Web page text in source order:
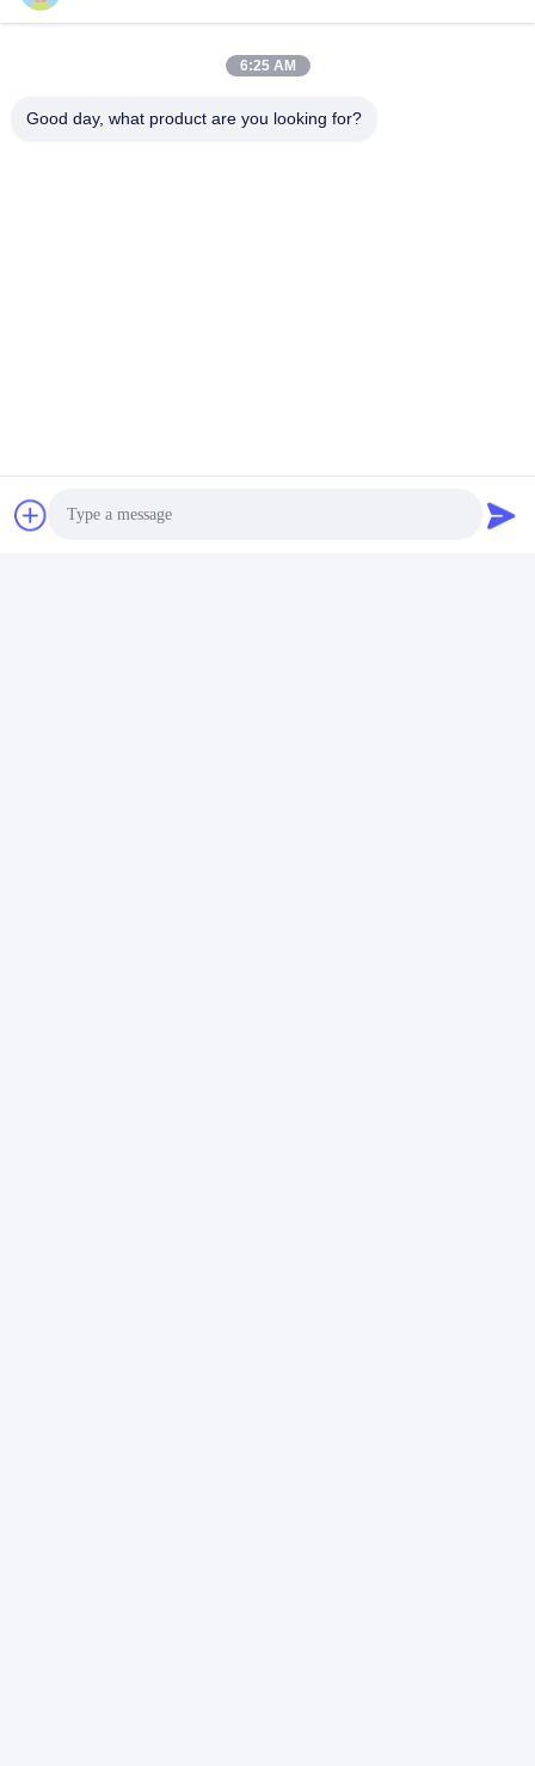
6:25 AM
Good day, what product are you looking for?